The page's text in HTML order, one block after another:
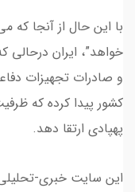
با این حال از آنجا که
خواهد”،‌ ایران
و صادرات تجهیزات
کشور پیدا کرده که
پهپادی ارتقا دهد.
این سایت خبری-تحلیلی